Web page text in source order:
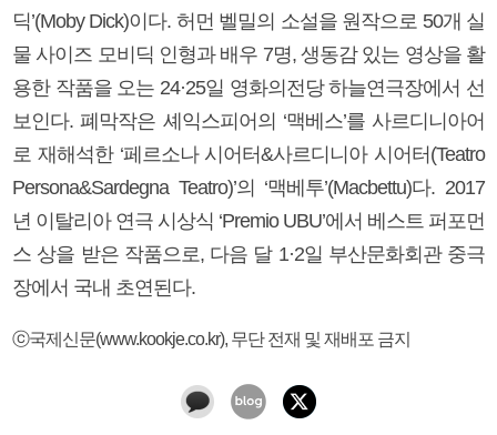
딕’(Moby Dick)이다. 허먼 벨밀의 소설을 원작으로 50개 실
물 사이즈 모비딕 인형과 배우 7명, 생동감 있는 영상을 활
용한 작품을 오는 24·25일 영화의전당 하늘연극장에서 선
보인다. 폐막작은 셰익스피어의 ‘맥베스’를 사르디니아어
로 재해석한 ‘페르소나 시어터&사르디니아 시어터(Teatro
Persona&Sardegna Teatro)’의 ‘맥베투’(Macbettu)다. 2017
년 이탈리아 연극 시상식 ‘Premio UBU’에서 베스트 퍼포먼
스 상을 받은 작품으로, 다음 달 1·2일 부산문화회관 중극
장에서 국내 초연된다.
ⓒ국제신문(www.kookje.co.kr), 무단 전재 및 재배포 금지